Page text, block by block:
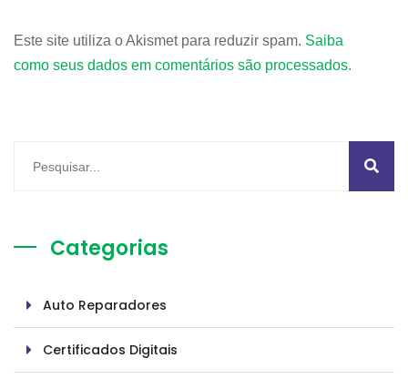
Este site utiliza o Akismet para reduzir spam. Saiba
como seus dados em comentários são processados.
Categorias
Auto Reparadores
Certificados Digitais